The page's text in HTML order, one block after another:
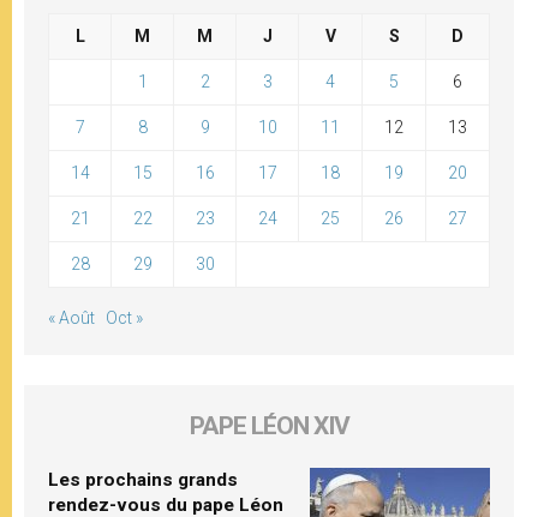
L M M J V S D
1 2 3 4 5 6
7 8 9 10 11 12 13
14 15 16 17 18 19 20
21 22 23 24 25 26 27
28 29 30
« Août Oct »
PAPE LÉON XIV
Les prochains grands
rendez-vous du pape Léon